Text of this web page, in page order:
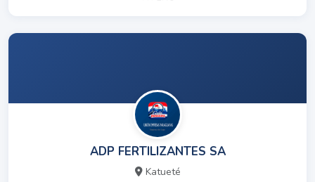
ADP FERTILIZANTES SA
Katueté